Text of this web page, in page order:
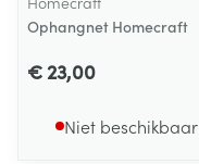
Ophangnet Homecraft
€ 23,00
Niet beschikbaar